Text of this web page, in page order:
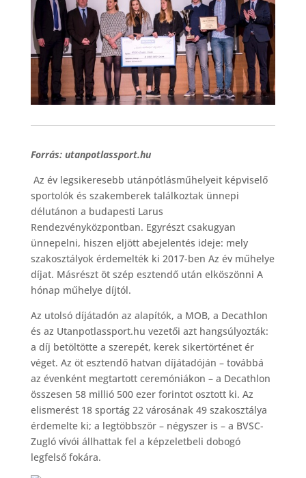
Forrás: utanpotlassport.hu
Az év legsikeresebb utánpótlásműhelyeit képviselő
sportolók és szakemberek találkoztak ünnepi
délutánon a budapesti Larus
Rendezvényközpontban. Egyrészt csakugyan
ünnepelni, hiszen eljött abejelentés ideje: mely
szakosztályok érdemelték ki 2017-ben Az év műhelye
díjat. Másrészt öt szép esztendő után elköszönni A
hónap műhelye díjtól.
Az utolsó díjátadón az alapítók, a MOB, a Decathlon
és az Utanpotlassport.hu vezetői azt hangsúlyozták:
a díj betöltötte a szerepét, kerek sikertörténet ér
véget. Az öt esztendő hatvan díjátadóján – továbbá
az évenként megtartott ceremóniákon – a Decathlon
összesen 58 millió 500 ezer forintot osztott ki. Az
elismerést 18 sportág 22 városának 49 szakosztálya
érdemelte ki; a legtöbbször – négyszer is – a BVSC-
Zugló vívói állhattak fel a képzeletbeli dobogó
legfelső fokára.